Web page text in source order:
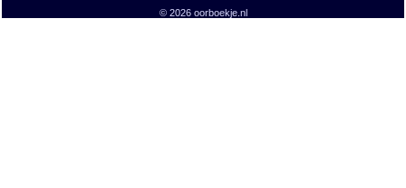
© 2026 oorboekje.nl